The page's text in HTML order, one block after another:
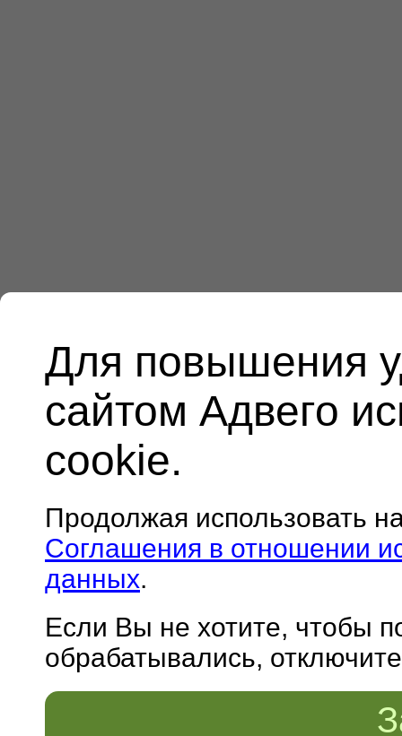
Для повышения
сайтом Адвего
cookie.
Продолжая использовать
Соглашения в отношении
данных.
Если Вы не хотите, чтобы
обрабатывались,